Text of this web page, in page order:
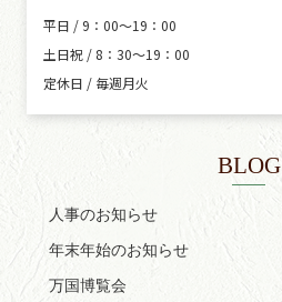
平日 / 9：00～19：00
土日祝 / 8：30～19：00
定休日 / 毎週月火
BLOG
人事のお知らせ
年末年始のお知らせ
万国博覧会